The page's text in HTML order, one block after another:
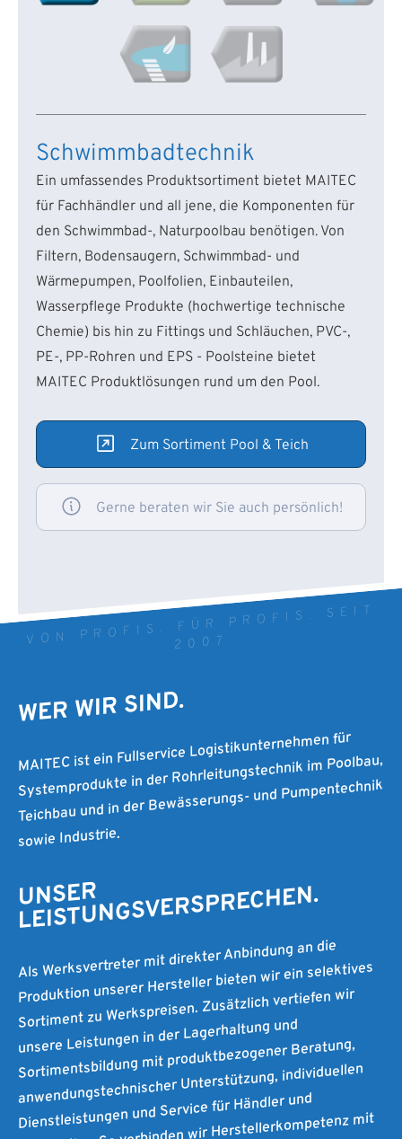
Schwimmbadtechnik
Ein umfassendes Produktsortiment bietet MAITEC
für Fachhändler und all jene, die Komponenten für
den Schwimmbad-, Naturpoolbau benötigen. Von
Filtern, Bodensaugern, Schwimmbad- und
Wärmepumpen, Poolfolien, Einbauteilen,
Wasserpflege Produkte (hochwertige technische
Chemie) bis hin zu Fittings und Schläuchen, PVC-,
PE-, PP-Rohren und EPS - Poolsteine bietet
MAITEC Produktlösungen rund um den Pool.
Zum Sortiment Pool & Teich
Gerne beraten wir Sie auch persönlich!
VON PROFIS. FÜR PROFIS. SEIT
2007
WER WIR SIND.
MAITEC ist ein Fullservice Logistikunternehmen für
Systemprodukte in der Rohrleitungstechnik im Poolbau,
Teichbau und in der Bewässerungs- und Pumpentechnik
sowie Industrie.
UNSER
LEISTUNGSVERSPRECHEN.
Als Werksvertreter mit direkter Anbindung an die
Produktion unserer Hersteller bieten wir ein selektives
Sortiment zu Werkspreisen. Zusätzlich vertiefen wir
unsere Leistungen in der Lagerhaltung und
Sortimentsbildung mit produktbezogener Beratung,
anwendungstechnischer Unterstützung, individuellen
Dienstleistungen und Service für Händler und